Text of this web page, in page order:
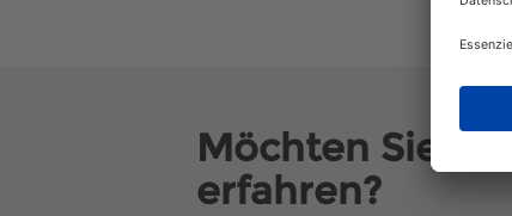
Möchten Sie
erfahren?